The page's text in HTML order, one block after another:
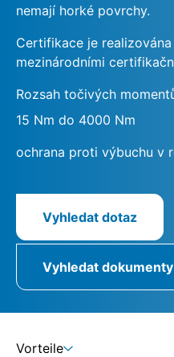
nemají horké povrchy.
Certifikace je
mezinárodními
Rozsah točivých
15 Nm do 4000 Nm
ochrana proti výbuchu v
Vyhledat dotaz
Vyhledat dokumenty
Vorteile